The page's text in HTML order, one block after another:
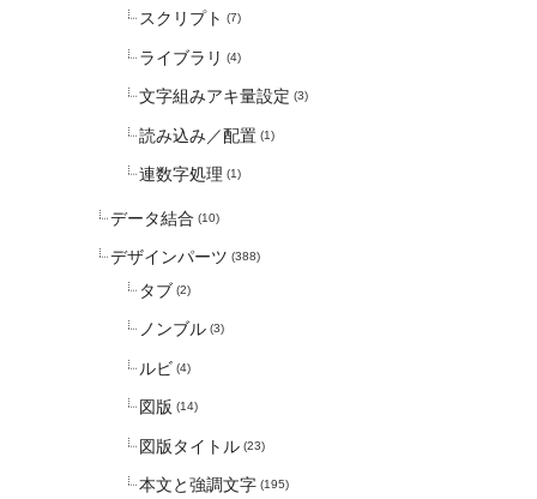
スクリプト (7)
ライブラリ (4)
文字組みアキ量設定 (3)
読み込み／配置 (1)
連数字処理 (1)
データ結合 (10)
デザインパーツ (388)
タブ (2)
ノンブル (3)
ルビ (4)
図版 (14)
図版タイトル (23)
本文と強調文字 (195)